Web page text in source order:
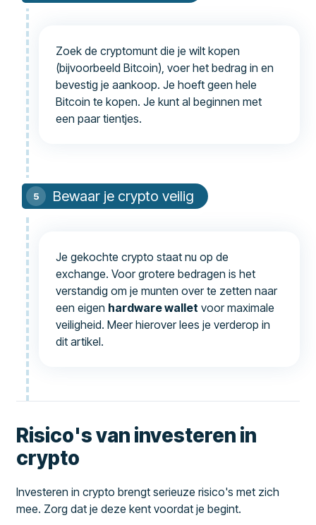
Zoek de cryptomunt die je wilt kopen
(bijvoorbeeld Bitcoin), voer het bedrag in en
bevestig je aankoop. Je hoeft geen hele
Bitcoin te kopen. Je kunt al beginnen met
een paar tientjes.
Bewaar je crypto veilig
Je gekochte crypto staat nu op de
exchange. Voor grotere bedragen is het
verstandig om je munten over te zetten naar
een eigen hardware wallet voor maximale
veiligheid. Meer hierover lees je verderop in
dit artikel.
Risico's van investeren in
crypto
Investeren in crypto brengt serieuze risico's met zich
mee. Zorg dat je deze kent voordat je begint.